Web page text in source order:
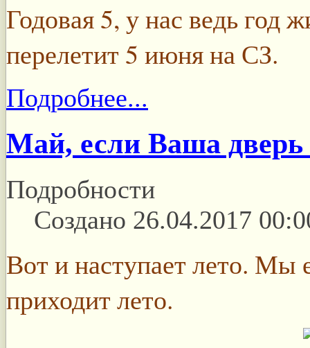
Годовая 5, у нас ведь год
перелетит 5 июня на СЗ.
Подробнее...
Май, если Ваша
Подробности
Создано 26.04.2017
Вот и наступает лето. Мы
приходит лето.